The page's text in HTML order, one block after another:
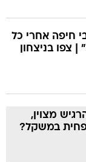
חיפה אחרי כל
צפו בניצחון
מצוין,
במשקל?